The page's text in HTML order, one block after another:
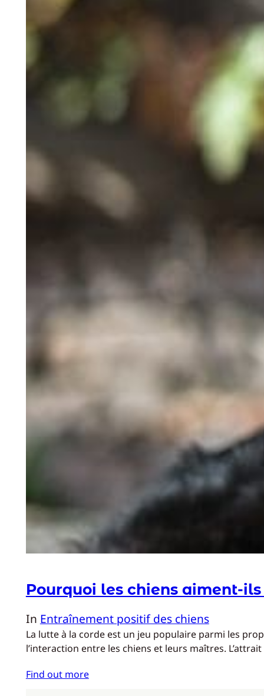
Pourquoi les chiens aiment-
In Entraînement positif des chiens
La lutte à la corde est un jeu populaire parmi les
l’interaction entre les chiens et leurs maîtres.
Find out more